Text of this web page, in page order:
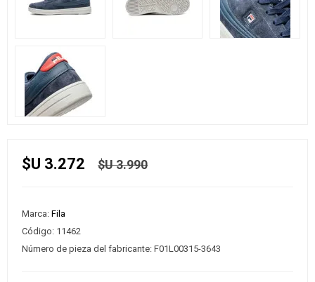
$U 3.272 $U 3.990
Marca: Fila
Código: 11462
Número de pieza del fabricante: F01L00315-3643